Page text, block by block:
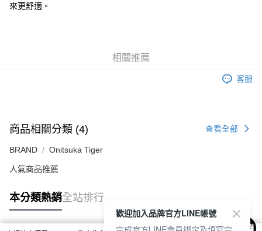
來更舒適。
相關推薦
客服
商品相關分類 (4) 查看全部
BRAND Onitsuka Tiger
人氣商品推薦
本分類熱銷全站排行
歡迎加入品牌官方LINE帳號